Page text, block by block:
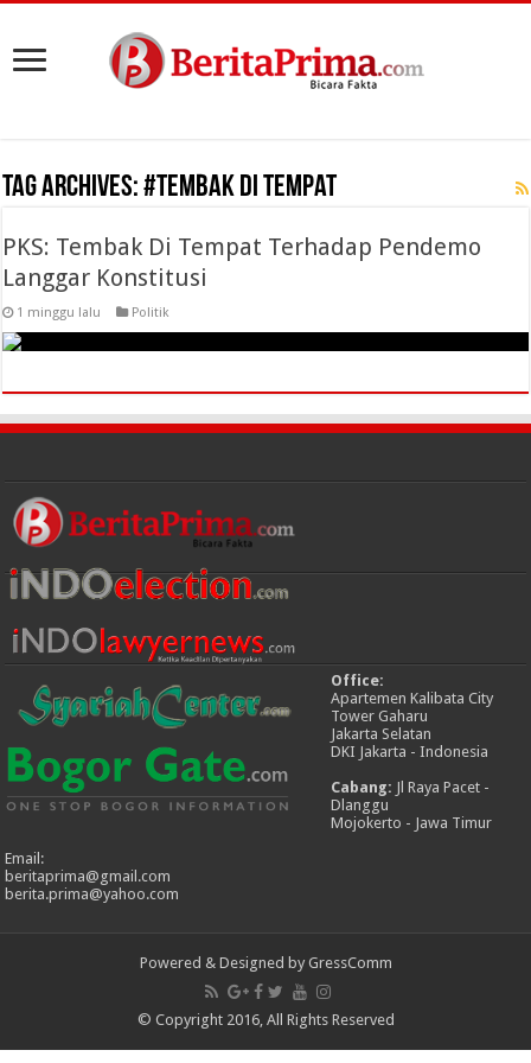
Tag Archives:#Tembak Di Tempat
PKS: Tembak Di Tempat Terhadap Pendemo
Langgar Konstitusi
1 minggu lalu Politik
Office:
Apartemen Kalibata City
Tower Gaharu
Jakarta Selatan
DKI Jakarta - Indonesia
Cabang: Jl Raya Pacet -
Dlanggu
Mojokerto - Jawa Timur
Email:
beritaprima@gmail.com
berita.prima@yahoo.com
Powered & Designed by GressComm
© Copyright 2016, All Rights Reserved